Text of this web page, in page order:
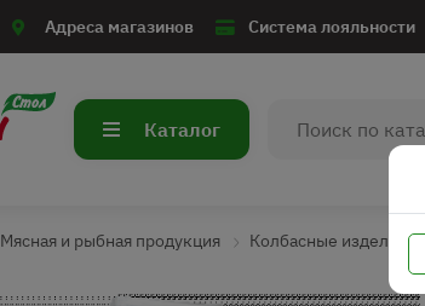
Адреса магазинов Система лояльности
Каталог
Мясная и рыбная продукция Колбасные изделия